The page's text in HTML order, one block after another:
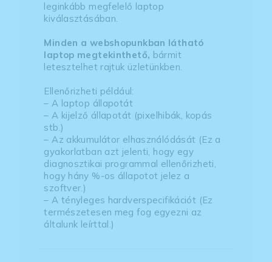
leginkább megfelelő laptop
kiválasztásában.
Minden a webshopunkban látható
laptop megtekinthető, bármit
letesztelhet rajtuk üzletünkben.
Ellenőrizheti például:
– A laptop állapotát
– A kijelző állapotát (pixelhibák, kopás
stb.)
– Az akkumulátor elhasználódását (Ez a
gyakorlatban azt jelenti, hogy egy
diagnosztikai programmal ellenőrizheti,
hogy hány %-os állapotot jelez a
szoftver.)
– A tényleges hardverspecifikációt (Ez
természetesen meg fog egyezni az
általunk leírttal.)